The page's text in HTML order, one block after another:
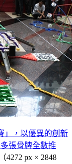
」，以優異的創新
張骨牌全數推
（4272 px × 2848